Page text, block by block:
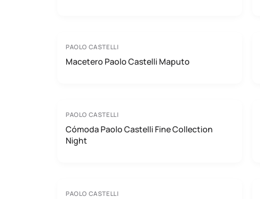
PAOLO CASTELLI
Macetero Paolo Castelli Maputo
PAOLO CASTELLI
Cómoda Paolo Castelli Fine Collection
Night
PAOLO CASTELLI